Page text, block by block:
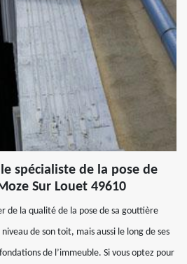
le spécialiste de la pose de
Sur Louet 49610
de la qualité de la pose de sa gouttière
de son toit, mais aussi le long de ses
de l’immeuble. Si vous optez pour